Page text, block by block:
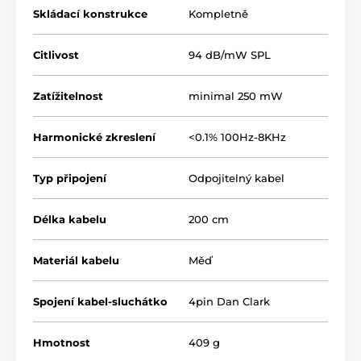
meničom
› Účinné akustické tlmenieAMTSod
spoločnosti
› plne skladacia konštrukcia
Skládací konstrukce Kompletně
Citlivost 94 dB/mW SPL
Zatížitelnost minimal 250 mW
Harmonické zkreslení <0.1% 100Hz-8KHz
Typ připojení Odpojitelný kabel
Délka kabelu 200 cm
Materiál kabelu Měď
Spojení kabel-sluchátko 4pin Dan Clark
Hmotnost 409 g